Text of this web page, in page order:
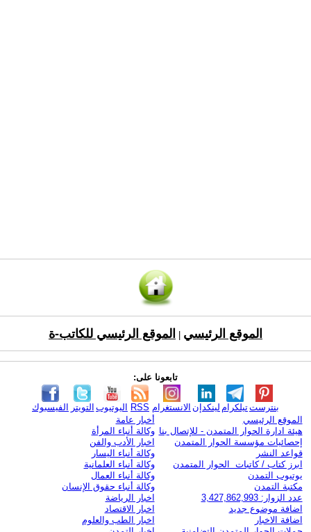
الموقع الرئيسي الموقع الرئيسي للكاتب-ة
تابعونا على:
الفيسبوك التويتر اليوتيوب RSS الانستغرام لينكدإن تيلكرامبنترست
الموقع الرئيسي
هيئة ادارة الحوار المتمدن - للإتصال بنا
إحصائيات مؤسسة الحوار المتمدن
قواعد النشر
ابرز كتاب / كاتبات الحوار المتمدن
يوتيوب التمدن
مكتبة التمدن
عدد الزوار: 3,427,862,993
اضافة موضوع جديد
اضافة الاخبار
أخبار عامة
وكالة أنباء المرأة
اخبار الأدب والفن
وكالة أنباء اليسار
وكالة أنباء العلمانية
وكالة أنباء العمال
وكالة أنباء حقوق الإنسان
اخبار الرياضة
اخبار الاقتصاد
اخبار الطب والعلوم